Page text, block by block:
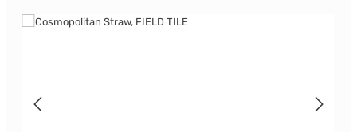
Bildergalerie überspringen